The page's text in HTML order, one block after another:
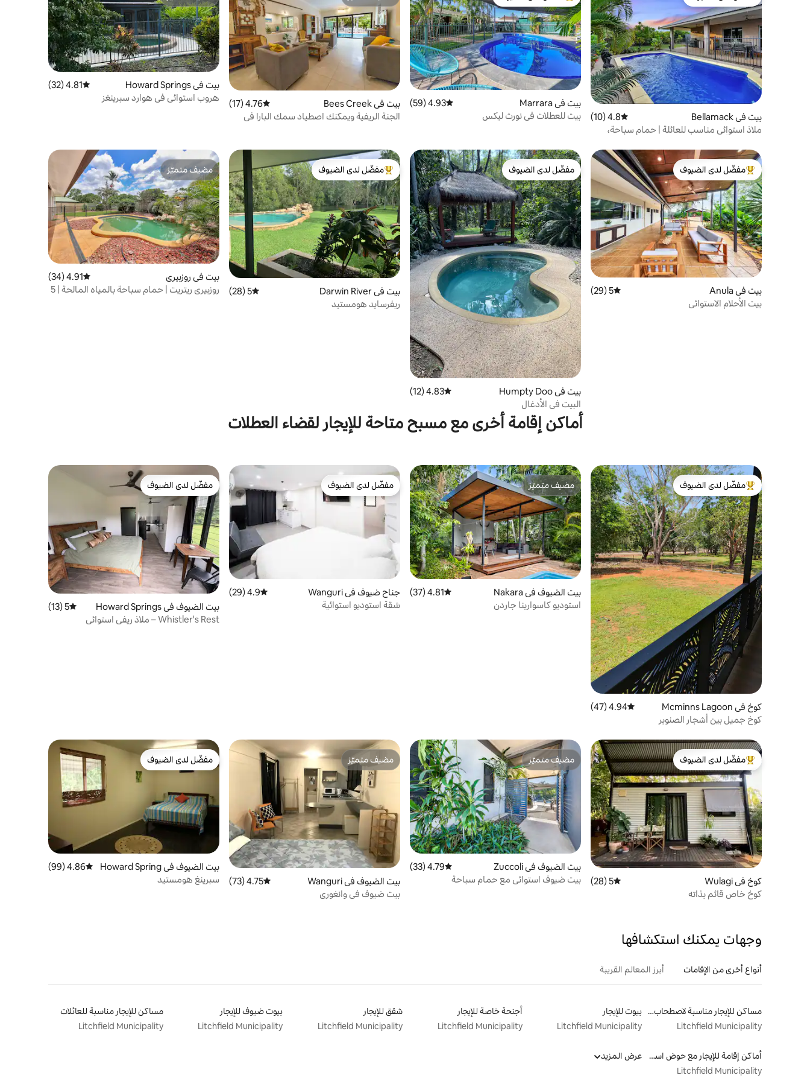
مفضّل لدى الضيوف
بيت في Bellamack متوسط التقييم 4.8 من 5، 10 مراجعات
4.8 (10)
ملاذ استوائي مناسب للعائلة | حمام سباحة،
من أبرز البيوت المفضّلة لدى الضيوف
بيت في Marrara متوسط التقييم 4.93 من 5، 59 مراجعات
4.93 (59)
بيت للعطلات في نورث ليكس
مضيف متميّز
بيت في Bees Creek متوسط التقييم 4.76 من 5، 17 مراجعات
4.76 (17)
الجنة الريفية ويمكنك اصطياد سمك البارا في
مضيف متميّز
بيت في Howard Springs متوسط التقييم 4.81 من 5، 32 مراجعات
4.81 (32)
هروب استوائي في هوارد سبرينغز
من أبرز البيوت المفضّلة لدى الضيوف
مفضّل لدى الضيوف
بيت في Anula متوسط التقييم 5 من 5، 29 مراجعات
5 (29)
بيت الأحلام الاستوائي
مفضّل لدى الضيوف
مفضّل لدى الضيوف
بيت في Humpty Doo متوسط التقييم 4.83 من 5، 12 مراجعات
4.83 (12)
البيت في الأدغال
من أبرز البيوت المفضّلة لدى الضيوف
مفضّل لدى الضيوف
بيت في Darwin River متوسط التقييم 5 من 5، 28 مراجعات
5 (28)
ريفرسايد هومستيد
مضيف متميّز
مضيف متميّز
بيت في روزبيري متوسط التقييم 4.91 من 5، 34 مراجعات
4.91 (34)
روزبيري ريتريت | حمام سباحة بالمياه المالحة | 5
أماكن إقامة أخرى مع مسبح متاحة للإيجار لقضاء العطلات
من أبرز البيوت المفضّلة لدى الضيوف
مفضّل لدى الضيوف
كوخ في Mcminns Lagoon متوسط التقييم 4.94 من 5، 47 مراجعات
4.94 (47)
كوخ جميل بين أشجار الصنوبر
مضيف متميّز
مضيف متميّز
بيت الضيوف في Nakara متوسط التقييم 4.81 من 5، 37 مراجعات
4.81 (37)
استوديو كاسوارينا جاردن
مفضّل لدى الضيوف
مفضّل لدى الضيوف
جناح ضيوف في Wanguri متوسط التقييم 4.9 من 5، 29 مراجعات
4.9 (29)
شقة استوديو استوائية
مفضّل لدى الضيوف
مفضّل لدى الضيوف
بيت الضيوف في Howard Springs متوسط التقييم 5 من 5، 13 مراجعات
5 (13)
Whistler's Rest – ملاذ ريفي استوائي
من أبرز البيوت المفضّلة لدى الضيوف
مفضّل لدى الضيوف
كوخ في Wulagi متوسط التقييم 5 من 5، 28 مراجعات
5 (28)
كوخ خاص قائم بذاته
مضيف متميّز
مضيف متميّز
بيت الضيوف في Zuccoli متوسط التقييم 4.79 من 5، 33 مراجعات
4.79 (33)
بيت ضيوف استوائي مع حمام سباحة
مضيف متميّز
مضيف متميّز
بيت الضيوف في Wanguri متوسط التقييم 4.75 من 5، 73 مراجعات
4.75 (73)
بيت ضيوف في وانغوري
مفضّل لدى الضيوف
مفضّل لدى الضيوف
بيت الضيوف في Howard Spring
s
متوسط التقييم 4.86 من 5، 99 مراجعات
4.86 (99)
سبرينغ هومستيد
وجهات يمكنك استكشافها
أنواع أخرى من الإقامات أبرز المعالم القريبة
مساكن للإيجار مناسبة لاصطحاب الحيوانات الأليفة
Litchfield Municipality
بيوت للإيجار
Litchfield Municipality
أجنحة خاصة للإيجار
Litchfield Municipality
شقق للإيجار
Litchfield Municipality
بيوت ضيوف للإيجار
Litchfield Municipality
مساكن للإيجار مناسبة للعائلات
Litchfield Municipality
أماكن إقامة للإيجار مع حوض استحمام ساخن
Litchfield Municipality
عرض المزيد